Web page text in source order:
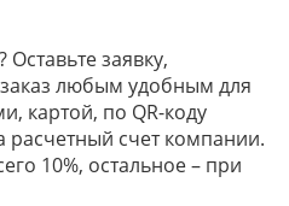
заявку,
любым удобным для
картой, по QR-коду
счет компании.
10%, остальное – при